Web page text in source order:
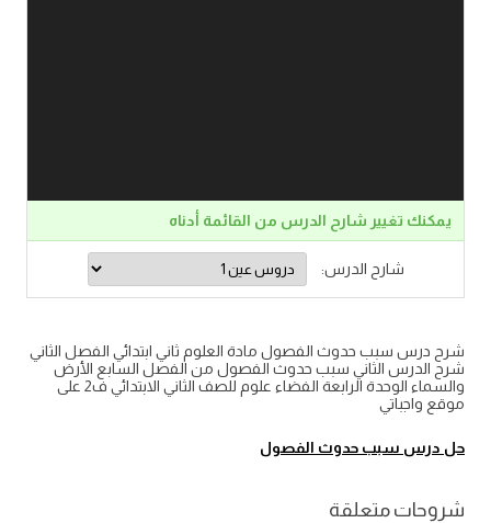
يمكنك تغيير شارح الدرس من القائمة أدناه
شارح الدرس:
شرح درس سبب حدوث الفصول مادة العلوم ثاني ابتدائي الفصل الثاني
شرح الدرس الثاني سبب حدوث الفصول من الفصل السابع الأرض
والسماء الوحدة الرابعة الفضاء علوم للصف الثاني الابتدائي ف2 على
موقع واجباتي
حل درس سبب حدوث الفصول
شروحات متعلقة